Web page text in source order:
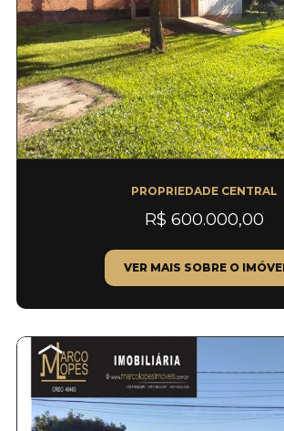
PROPRIEDADE CENTRAL
R$ 600.000,00
VER MAIS SOBRE O